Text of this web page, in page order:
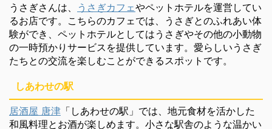
うさぎさんは、 うさぎカフェやペットホテルを運営してい
るお店です。こちらのカフェでは、うさぎとのふれあい体
験ができ、ペットホテルとしてはうさぎやその他の小動物
の一時預かりサービスを提供しています。愛らしいうさぎ
たちとの交流を楽しむことができるスポットです。
しあわせの駅
居酒屋 唐津 「しあわせの駅」では、地元食材を活かした
和風料理とお酒が楽しめます。小さな駅舎のような温かい